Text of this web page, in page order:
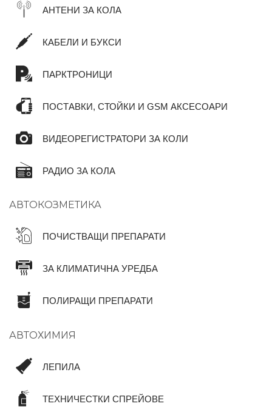
АНТЕНИ ЗА КОЛА
КАБЕЛИ И БУКСИ
ПАРКТРОНИЦИ
ПОСТАВКИ, СТОЙКИ И GSM АКСЕСОАРИ
ВИДЕОРЕГИСТРАТОРИ ЗА КОЛИ
РАДИО ЗА КОЛА
АВТОКОЗМЕТИКА
ПОЧИСТВАЩИ ПРЕПАРАТИ
ЗА КЛИМАТИЧНА УРЕДБА
ПОЛИРАЩИ ПРЕПАРАТИ
АВТОХИМИЯ
ЛЕПИЛА
ТЕХНИЧЕСТКИ СПРЕЙОВЕ